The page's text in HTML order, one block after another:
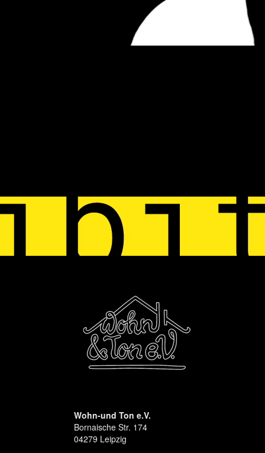
Wohn-und Ton e.V.
Bornaische Str. 174
04279 Leipzig